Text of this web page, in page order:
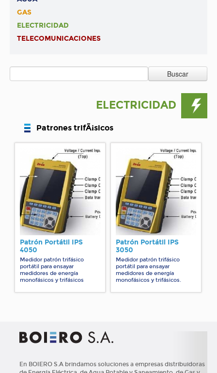
GAS
ELECTRICIDAD
TELECOMUNICACIONES
Buscar
ELECTRICIDAD
Patrones trifÃ¡sicos
Patrón Portátil IPS
4050
Medidor patrón trifásico
portátil para ensayar
medidores de energía
monofásicos y trifásicos
Patrón Portátil IPS
3050
Medidor patrón trifásico
portátil para ensayar
medidores de energí­a
monofásicos y trifásicos.
En BOIERO S.A brindamos soluciones a empresas distribuidoras